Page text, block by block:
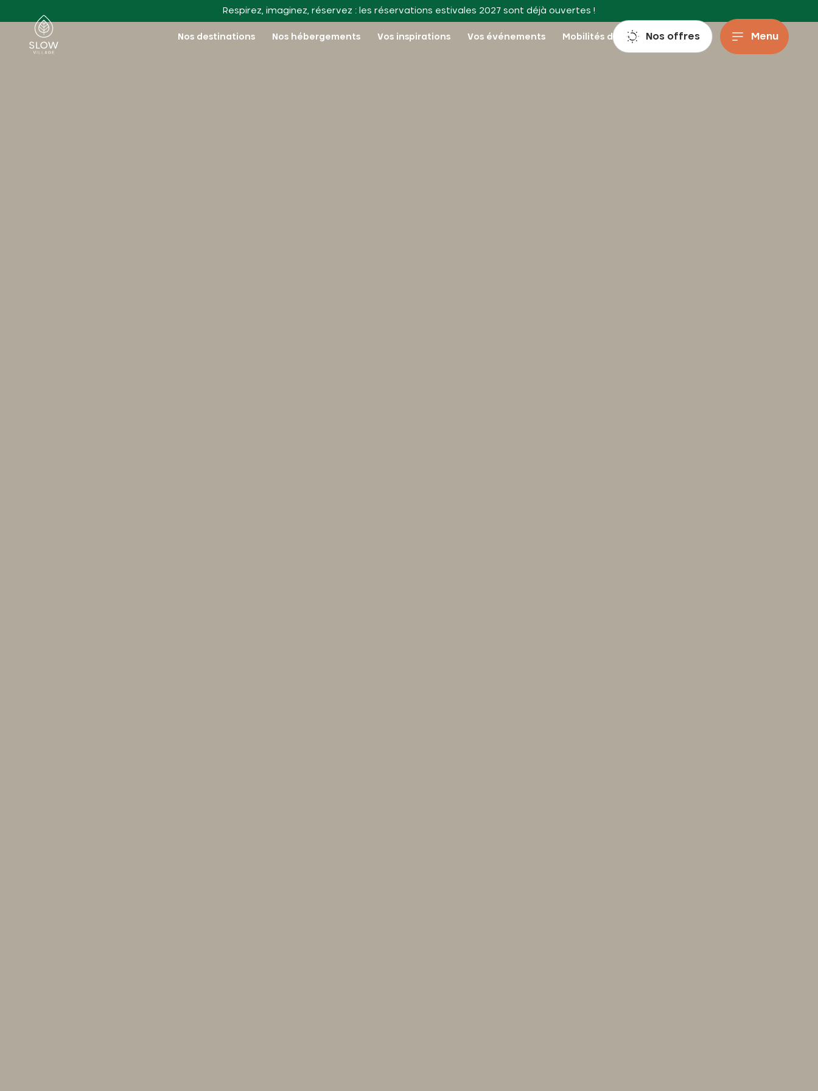
Respirez, imaginez, réservez : les réservations estivales 2027 sont déjà ouvertes !
Slow Village
Nos destinations Nos hébergements Vos inspirations Vos événements Mobilités douces Nos offres Menu